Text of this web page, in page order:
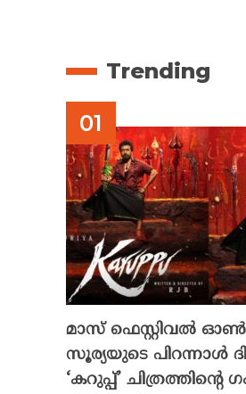
Trending
മാസ് ഫെസ്റ്റിവൽ ഓൺ
സൂര്യയുടെ പിറന്നാൾ
‘കറുപ്പ്’ ചിത്രത്തിന്റെ